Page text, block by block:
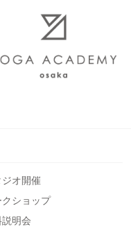
ジオ開催
クショップ
明会